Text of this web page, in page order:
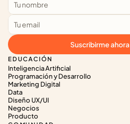
EDUCACIÓN
Inteligencia Artificial
Programación y Desarrollo
Marketing Digital
Data
Diseño UX/UI
Negocios
Producto
Suscribirme ahora